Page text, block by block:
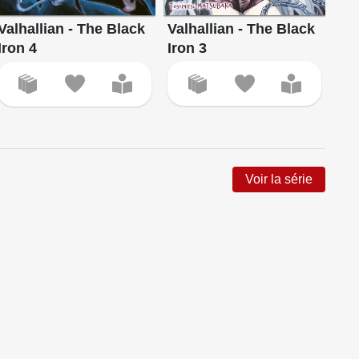
- The Black
4
Valhallian - The Black
Iron 3
Voir la série